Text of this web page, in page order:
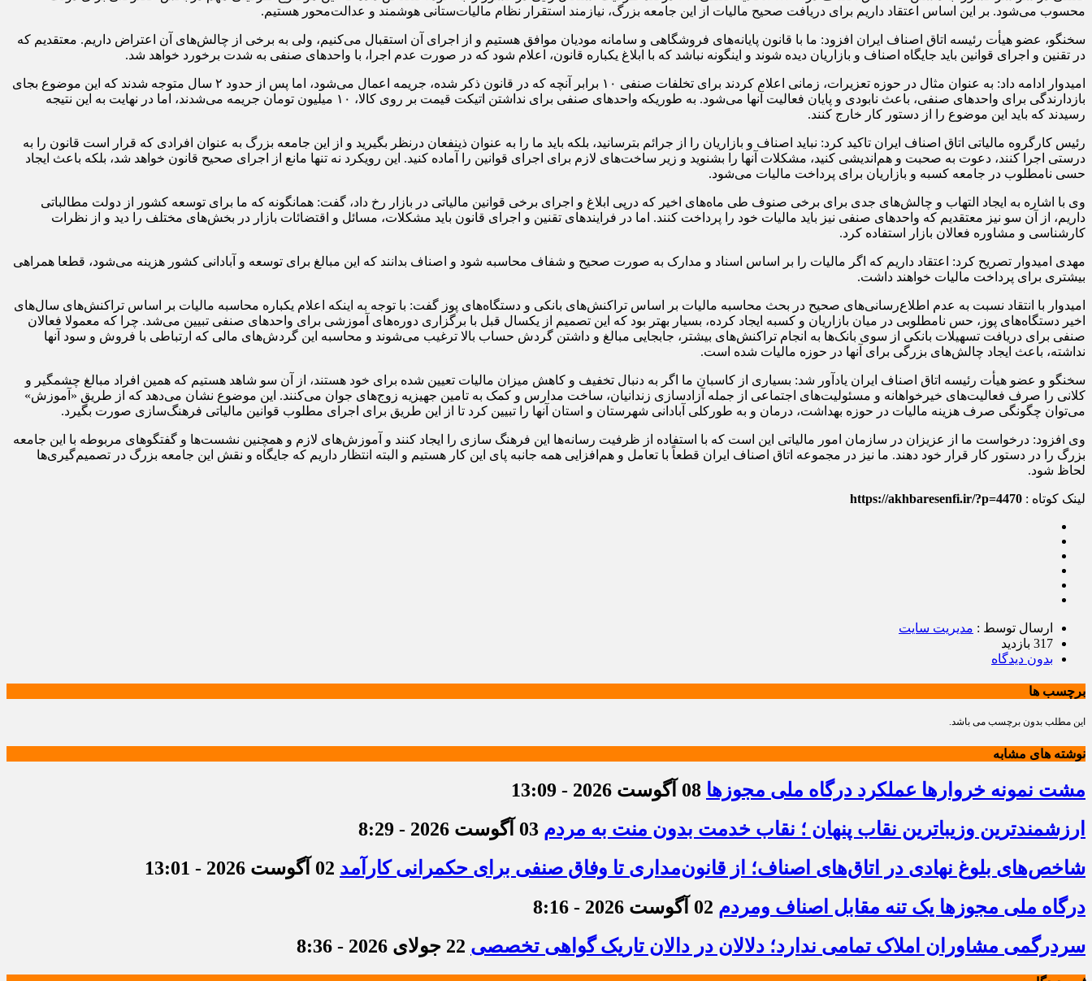
محسوب می‌شود. بر این اساس اعتقاد داریم برای دریافت صحیح مالیات از این جامعه بزرگ، نیازمند استقرار نظام مالیات‌ستانی هوشمند و عدالت‌محور هستیم.
سخنگو، عضو هیأت رئیسه اتاق اصناف ایران افزود: ما با قانون پایانه‌های فروشگاهی و سامانه مودیان موافق هستیم و از اجرای آن استقبال می‌کنیم، ولی به برخی از چالش‌های آن اعتراض داریم. معتقدیم که
در تقنین و اجرای قوانین باید جایگاه اصناف و بازاریان دیده شوند و اینگونه نباشد که با ابلاغ یکباره قانون، اعلام شود که در صورت عدم اجرا، با واحدهای صنفی به شدت برخورد خواهد شد.
امیدوار ادامه داد: به عنوان مثال در حوزه تعزیرات، زمانی اعلام کردند برای تخلفات صنفی ۱۰ برابر آنچه که در قانون ذکر شده، جریمه اعمال می‌شود، اما پس از حدود ۲ سال متوجه شدند که این موضوع بجای
بازدارندگی برای واحدهای صنفی، باعث نابودی و پایان فعالیت آنها می‌شود. به طوریکه واحدهای صنفی برای نداشتن اتیکت قیمت بر روی کالا، ۱۰ میلیون تومان جریمه می‌شدند، اما در نهایت به این نتیجه
رسیدند که باید این موضوع را از دستور کار خارج کنند.
رئیس کارگروه مالیاتی اتاق اصناف ایران تاکید کرد: نباید اصناف و بازاریان را از جرائم بترسانید، بلکه باید ما را به عنوان ذینفعان درنظر بگیرید و از این جامعه بزرگ به عنوان افرادی که قرار است قانون را به
درستی اجرا کنند، دعوت به صحبت و هم‌اندیشی کنید، مشکلات آنها را بشنوید و زیر ساخت‌های لازم برای اجرای قوانین را آماده کنید. این رویکرد نه تنها مانع از اجرای صحیح قانون خواهد شد، بلکه باعث ایجاد
حسی نامطلوب در جامعه کسبه و بازاریان برای پرداخت مالیات می‌شود.
وی با اشاره به ایجاد التهاب و چالش‌های جدی برای برخی صنوف طی ماه‌های اخیر که درپی ابلاغ و اجرای برخی قوانین مالیاتی در بازار رخ داد، گفت: همانگونه که ما برای توسعه کشور از دولت مطالباتی
داریم، از آن سو نیز معتقدیم که واحدهای صنفی نیز باید مالیات خود را پرداخت کنند. اما در فرایندهای تقنین و اجرای قانون باید مشکلات، مسائل و اقتضائات بازار در بخش‌های مختلف را دید و از نظرات
کارشناسی و مشاوره فعالان بازار استفاده کرد.
مهدی امیدوار تصریح کرد: اعتقاد داریم که اگر مالیات را بر اساس اسناد و مدارک به صورت صحیح و شفاف محاسبه شود و اصناف بدانند که این مبالغ برای توسعه و آبادانی کشور هزینه می‌شود، قطعا همراهی
بیشتری برای پرداخت مالیات خواهند داشت.
امیدوار با انتقاد نسبت به عدم اطلاع‌رسانی‌های صحیح در بحث محاسبه مالیات بر اساس تراکنش‌های بانکی و دستگاه‌های پوز گفت: با توجه به اینکه اعلام یکباره محاسبه مالیات بر اساس تراکنش‌های سال‌های
اخیر دستگاه‌های پوز، حس نامطلوبی در میان بازاریان و کسبه ایجاد کرده، بسیار بهتر بود که این تصمیم از یکسال قبل با برگزاری دوره‌های آموزشی برای واحدهای صنفی تبیین می‌شد. چرا که معمولا فعالان
صنفی برای دریافت تسهیلات بانکی از سوی بانک‌ها به انجام تراکنش‌های بیشتر، جابجایی مبالغ و داشتن گردش حساب بالا ترغیب می‌شوند و محاسبه این گردش‌های مالی که ارتباطی با فروش و سود آنها
نداشته، باعث ایجاد چالش‌های بزرگی برای آنها در حوزه مالیات شده است.
سخنگو و عضو هیأت رئیسه اتاق اصناف ایران یادآور شد: بسیاری از کاسبان ما اگر به دنبال تخفیف و کاهش میزان مالیات تعیین شده برای خود هستند، از آن سو شاهد هستیم که همین افراد مبالغ چشمگیر و
کلانی را صرف فعالیت‌های خیرخواهانه و مسئولیت‌های اجتماعی از جمله آزادسازی زندانیان، ساخت مدارس و کمک به تامین جهیزیه زوج‌های جوان می‌کنند. این موضوع نشان می‌دهد که از طریق «آموزش»
می‌توان چگونگی صرف هزینه مالیات در حوزه بهداشت، درمان و به طورکلی آبادانی شهرستان و استان آنها را تبیین کرد تا از این طریق برای اجرای مطلوب قوانین مالیاتی فرهنگ‌سازی صورت بگیرد.
وی افزود: درخواست ما از عزیزان در سازمان امور مالیاتی این است که با استفاده از ظرفیت رسانه‌ها این فرهنگ سازی را ایجاد کنند و آموزش‌های لازم و همچنین نشست‌ها و گفتگوهای مربوطه با این جامعه
بزرگ را در دستور کار قرار خود دهند. ما نیز در مجموعه اتاق اصناف ایران قطعاً با تعامل و هم‌افزایی همه جانبه پای این کار هستیم و البته انتظار داریم که جایگاه و نقش این جامعه بزرگ در تصمیم‌گیری‌ها
لحاظ شود.
لینک کوتاه : https://akhbaresenfi.ir/?p=4470
ارسال توسط : مدیریت سایت
317 بازدید
بدون دیدگاه
برچسب ها
این مطلب بدون برچسب می باشد.
نوشته های مشابه
مشت نمونه خروارها عملکرد درگاه ملی مجوزها 08 آگوست 2026 - 13:09
ارزشمندترین وزیباترین نقاب پنهان ؛ نقاب خدمت بدون منت به مردم 03 آگوست 2026 - 8:29
شاخص‌های بلوغ نهادی در اتاق‌های اصناف؛ از قانون‌مداری تا وفاق صنفی برای حکمرانی کارآمد 02 آگوست 2026 - 13:01
درگاه ملی مجوزها یک تنه مقابل اصناف ومردم 02 آگوست 2026 - 8:16
سردرگمی مشاوران املاک تمامی ندارد؛ دلالان در دالان تاریک گواهی تخصصی 22 جولای 2026 - 8:36